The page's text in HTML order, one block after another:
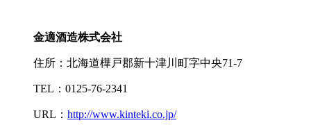
金適酒造株式会社
住所：北海道樺戸郡新十津川町字中央71-7
TEL：0125-76-2341
URL： http://www.kinteki.co.jp/